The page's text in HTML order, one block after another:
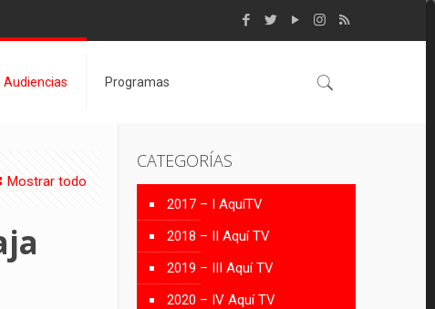
Audiencias Programas
Mostrar todo
CATEGORÍAS
2017 – I AquíTV
2018 – II Aquí TV
2019 – III Aquí TV
2020 – IV Aquí TV